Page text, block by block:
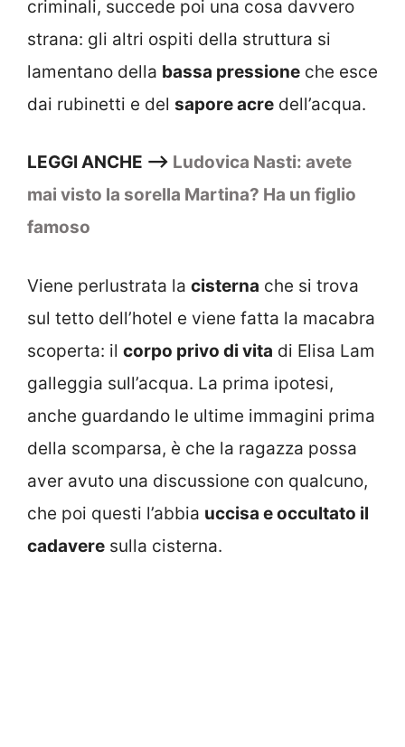
criminali, succede poi una cosa davvero
strana: gli altri ospiti della struttura si
lamentano della bassa pressione che esce
dai rubinetti e del sapore acre dell’acqua.
LEGGI ANCHE –> Ludovica Nasti: avete
mai visto la sorella Martina? Ha un figlio
famoso
Viene perlustrata la cisterna che si trova
sul tetto dell’hotel e viene fatta la macabra
scoperta: il corpo privo di vita di Elisa Lam
galleggia sull’acqua. La prima ipotesi,
anche guardando le ultime immagini prima
della scomparsa, è che la ragazza possa
aver avuto una discussione con qualcuno,
che poi questi l’abbia uccisa e occultato il
cadavere sulla cisterna.